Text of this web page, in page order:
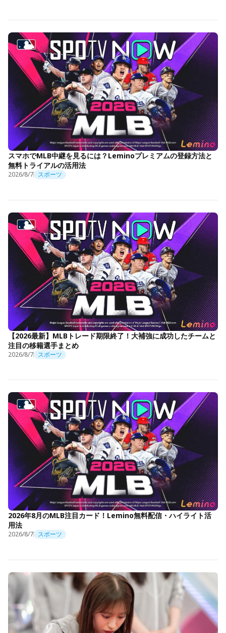
スマホでMLB中継を見るには？Leminoプレミアムの登録方法と
無料トライアルの活用法
2026/8/7 スポーツ
【2026最新】MLBトレード期限終了！大補強に成功したチームと
注目の移籍選手まとめ
2026/8/7 スポーツ
2026年8月のMLB注目カード！Lemino無料配信・ハイライト活
用法
2026/8/7 スポーツ